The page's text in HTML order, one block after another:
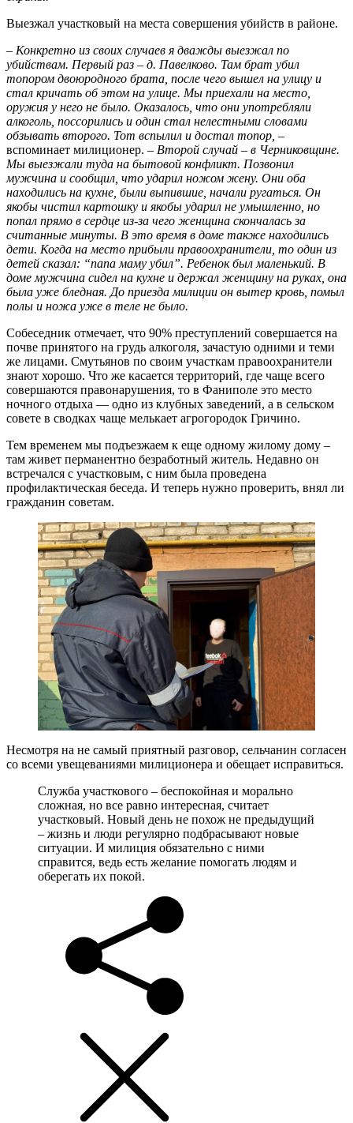
Выезжал участковый на места совершения убийств в районе.
– Конкретно из своих случаев я дважды выезжал по
убийствам. Первый раз – д. Павелково. Там брат убил
топором двоюродного брата, после чего вышел на улицу и
стал кричать об этом на улице. Мы приехали на место,
оружия у него не было. Оказалось, что они употребляли
алкоголь, поссорились и один стал нелестными словами
обзывать второго. Тот вспылил и достал топор, –
вспоминает милиционер. – Второй случай – в Черниковщине.
Мы выезжали туда на бытовой конфликт. Позвонил
мужчина и сообщил, что ударил ножом жену. Они оба
находились на кухне, были выпившие, начали ругаться. Он
якобы чистил картошку и якобы ударил не умышленно, но
попал прямо в сердце из-за чего женщина скончалась за
считанные минуты. В это время в доме также находились
дети. Когда на место прибыли правоохранители, то один из
детей сказал: “папа маму убил”. Ребенок был маленький. В
доме мужчина сидел на кухне и держал женщину на руках, она
была уже бледная. До приезда милиции он вытер кровь, помыл
полы и ножа уже в теле не было.
Собеседник отмечает, что 90% преступлений совершается на
почве принятого на грудь алкоголя, зачастую одними и теми
же лицами. Смутьянов по своим участкам правоохранители
знают хорошо. Что же касается территорий, где чаще всего
совершаются правонарушения, то в Фаниполе это место
ночного отдыха — одно из клубных заведений, а в сельском
совете в сводках чаще мелькает агрогородок Гричино.
Тем временем мы подъезжаем к еще одному жилому дому –
там живет перманентно безработный житель. Недавно он
встречался с участковым, с ним была проведена
профилактическая беседа. И теперь нужно проверить, внял ли
гражданин советам.
Несмотря на не самый приятный разговор, сельчанин согласен
со всеми увещеваниями милиционера и обещает исправиться.
Служба участкового – беспокойная и морально
сложная, но все равно интересная, считает
участковый. Новый день не похож не предыдущий
– жизнь и люди регулярно подбрасывают новые
ситуации. И милиция обязательно с ними
справится, ведь есть желание помогать людям и
оберегать их покой.